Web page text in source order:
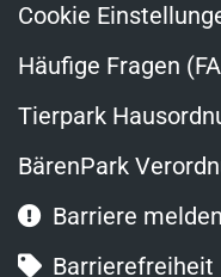
Cookie
Häufige Fragen
Tierpark
BärenPark
Barriere melden
Barrierefreiheit